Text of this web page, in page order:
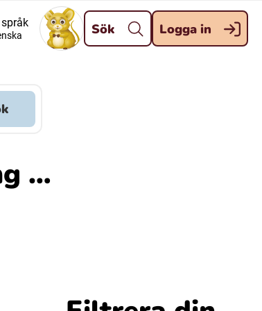
Stäng
(Nordsamiska)
(Romska)
Sök Logga in
…